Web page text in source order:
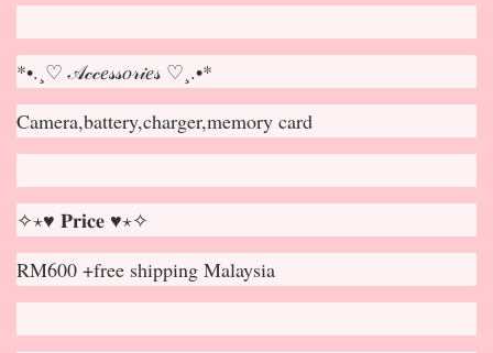
*•.¸♡ 𝒜𝒸𝒸𝑒𝓈𝓈𝑜𝓇𝒾𝑒𝓈 ♡¸.•*
Camera,battery,charger,memory card
✧⋆♥ 𝐏𝐫𝐢𝐜𝐞 ♥⋆✧
RM600 +free shipping Malaysia